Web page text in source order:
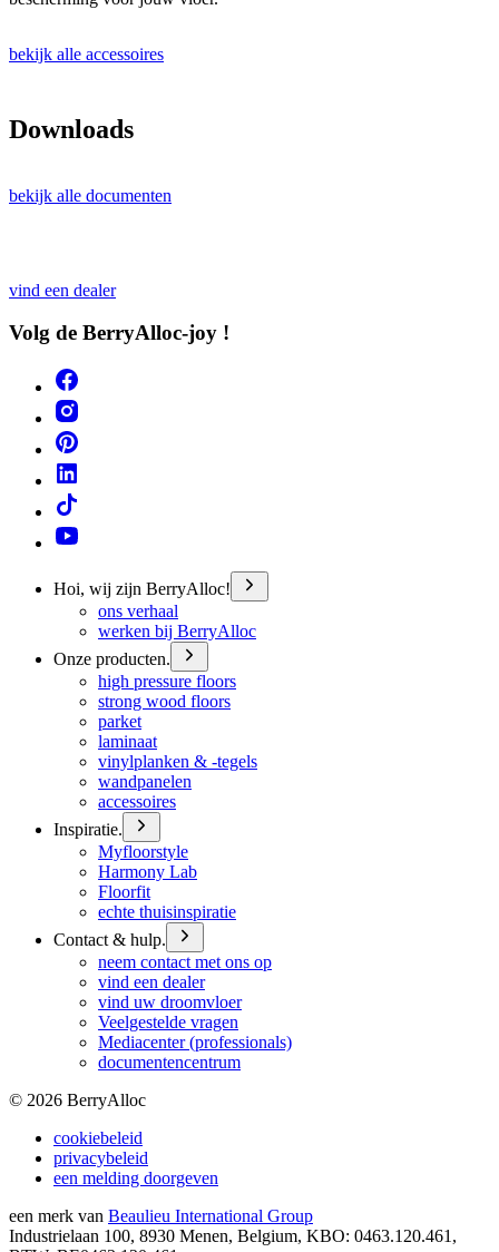
bekijk alle accessoires
Downloads
bekijk alle documenten
vind een dealer
Volg de BerryAlloc-joy !
Hoi, wij zijn BerryAlloc!
ons verhaal
werken bij BerryAlloc
Onze producten.
high pressure floors
strong wood floors
parket
laminaat
vinylplanken & -tegels
wandpanelen
accessoires
Inspiratie.
Myfloorstyle
Harmony Lab
Floorfit
echte thuisinspiratie
Contact & hulp.
neem contact met ons op
vind een dealer
vind uw droomvloer
Veelgestelde vragen
Mediacenter (professionals)
documentencentrum
© 2026 BerryAlloc
cookiebeleid
privacybeleid
een melding doorgeven
een merk van Beaulieu International Group
Industrielaan 100, 8930 Menen, Belgium, KBO: 0463.120.461,